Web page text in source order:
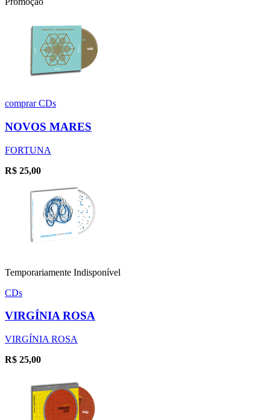
comprarCDs
NOVOS MARES
FORTUNA
R$ 25,00
Temporariamente Indisponível
CDs
VIRGÍNIA ROSA
VIRGÍNIA ROSA
R$ 25,00